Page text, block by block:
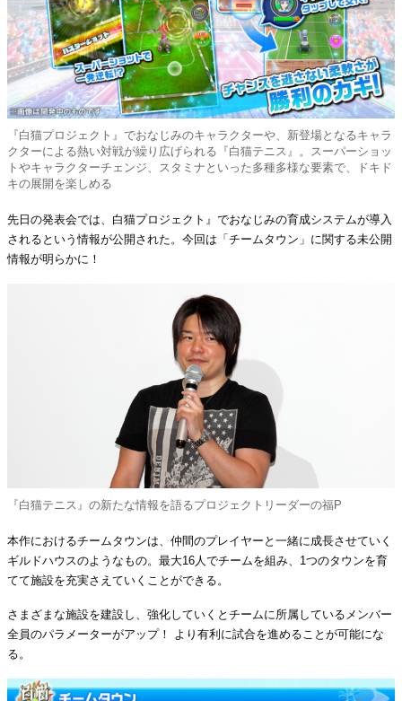
『白猫プロジェクト』でおなじみのキャラクターや、新登場となるキャラ
クターによる熱い対戦が繰り広げられる『白猫テニス』。スーパーショッ
トやキャラクターチェンジ、スタミナといった多種多様な要素で、ドキド
キの展開を楽しめる
先日の発表会では、白猫プロジェクト』でおなじみの育成システムが導入
されるという情報が公開された。今回は「チームタウン」に関する未公開
情報が明らかに！
『白猫テニス』の新たな情報を語るプロジェクトリーダーの福P
本作におけるチームタウンは、仲間のプレイヤーと一緒に成長させていく
ギルドハウスのようなもの。最大16人でチームを組み、1つのタウンを育
てて施設を充実さえていくことができる。
さまざまな施設を建設し、強化していくとチームに所属しているメンバー
全員のパラメーターがアップ！ より有利に試合を進めることが可能にな
る。